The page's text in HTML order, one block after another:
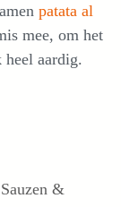
patata al
mee, om het
heel aardig.
Sauzen &